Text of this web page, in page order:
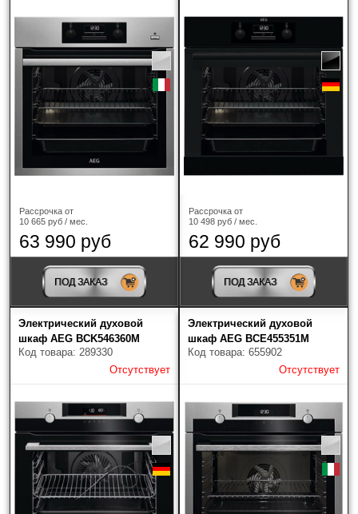
Рассрочка от
10 665 руб / мес.
63 990 руб
ПОД ЗАКАЗ
Рассрочка от
10 498 руб / мес.
62 990 руб
ПОД ЗАКАЗ
Электрический духовой
шкаф AEG BCK546360M
Код товара: 289330
Отсутствует
Электрический духовой
шкаф AEG BCE455351M
Код товара: 655902
Отсутствует